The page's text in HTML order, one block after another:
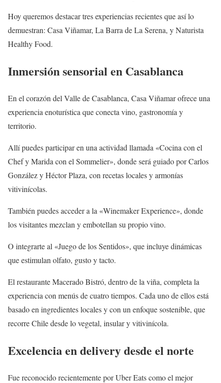
Hoy queremos destacar tres experiencias recientes que así lo
demuestran: Casa Viñamar, La Barra de La Serena, y Naturista
Healthy Food.
Inmersión sensorial en Casablanca
En el corazón del Valle de Casablanca, Casa Viñamar ofrece una
experiencia enoturística que conecta vino, gastronomía y
territorio.
Allí puedes participar en una actividad llamada «Cocina con el
Chef y Marida con el Sommelier», donde será guiado por Carlos
González y Héctor Plaza, con recetas locales y armonías
vitivinícolas.
También puedes acceder a la «Winemaker Experience», donde
los visitantes mezclan y embotellan su propio vino.
O integrarte al «Juego de los Sentidos», que incluye dinámicas
que estimulan olfato, gusto y tacto.
El restaurante Macerado Bistró, dentro de la viña, completa la
experiencia con menús de cuatro tiempos. Cada uno de ellos está
basado en ingredientes locales y con un enfoque sostenible, que
recorre Chile desde lo vegetal, insular y vitivinícola.
Excelencia en delivery desde el norte
Fue reconocido recientemente por Uber Eats como el mejor